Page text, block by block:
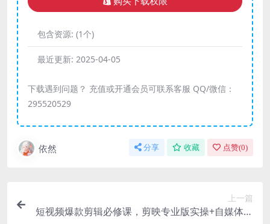
包含资源: (1个)
最近更新: 2025-04-05
下载遇到问题？ 充值或开通会员可联系客服 QQ/微信：
295520529
依然 分享 收藏 点赞(0)
上一篇
短视频爆款剪辑必修课，剪映专业版实操+自媒体技